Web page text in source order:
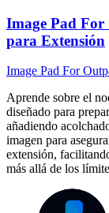
Image Pad For
para Extensión
Image Pad For
Aprende sobre el
diseñado para
añadiendo
imagen para
extensión,
más allá de los